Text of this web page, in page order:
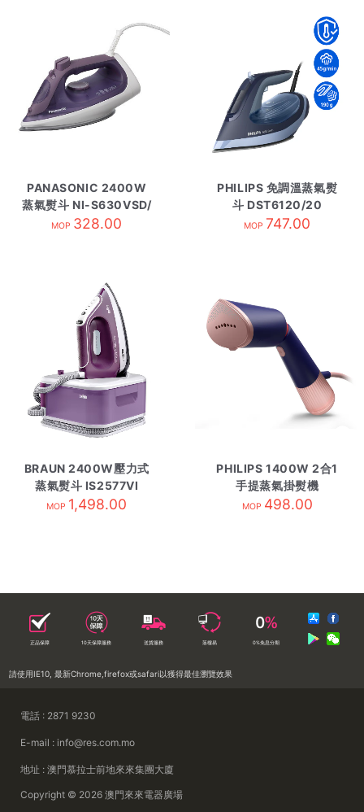
PANASONIC 2400W
蒸氣熨斗 NI-S630VSD/
紫
MOP 328.00
PHILIPS 免調溫蒸氣熨
斗 DST6120/20
MOP 747.00
BRAUN 2400W壓力式
蒸氣熨斗 IS2577VI
MOP 1,498.00
PHILIPS 1400W 2合1
手提蒸氣掛熨機
STH5030/20 紫藍色
MOP 498.00
正品保障 10天保障服務 送貨服務 落樓易 0%免息分期
請使用IE10, 最新Chrome,firefox或safari以獲得最佳瀏覽效果
電話 : 2871 9230
E-mail : info@res.com.mo
地址 : 澳門慕拉士前地來來集團大廈
Copyright © 2026 澳門來來電器廣場